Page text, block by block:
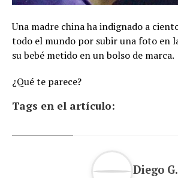
Una madre china ha indignado a
todo el mundo por subir una foto en
su bebé metido en un bolso de marca.
¿Qué te parece?
Tags en el artículo:
Diego G.